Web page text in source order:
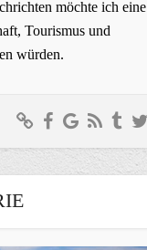
möchte ich eine
Tourismus und
würden.